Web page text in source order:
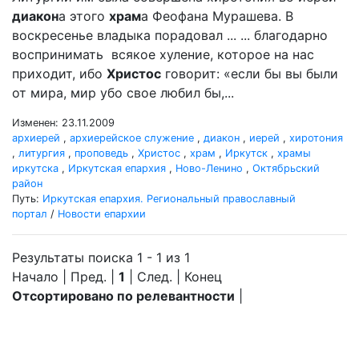
диакона этого храма Феофана Мурашева. В
воскресенье владыка порадовал ... ... благодарно
воспринимать всякое хуление, которое на нас
приходит, ибо Христос говорит: «если бы вы были
от мира, мир убо свое любил бы,...
Изменен: 23.11.2009
архиерей , архиерейское служение , диакон , иерей , хиротония
, литургия , проповедь , Христос , храм , Иркутск , храмы
иркутска , Иркутская епархия , Ново-Ленино , Октябрьский
район
Путь: Иркутская епархия. Региональный православный
портал / Новости епархии
Результаты поиска 1 - 1 из 1
Начало | Пред. | 1 | След. | Конец
Отсортировано по релевантности